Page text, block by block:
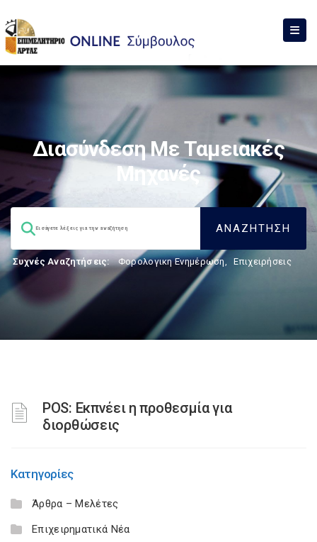
Διασύνδεση Με Ταμειακές
Μηχανές
Συχνές Αναζητήσεις: Φορολογικη Ενημέρωση, Επιχειρήσεις
POS: Εκπνέει η προθεσμία για
διορθώσεις
Κατηγορίες
Άρθρα – Μελέτες
Επιχειρηματικά Νέα